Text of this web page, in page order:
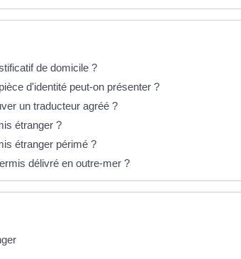
de domicile ?
d'identité peut-on présenter ?
un traducteur agréé ?
étranger ?
étranger périmé ?
délivré en outre-mer ?